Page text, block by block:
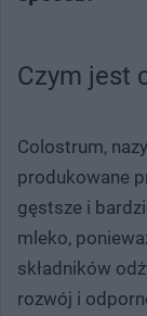
Czym jest
Colostrum,
produkowane
gęstsze i
mleko,
składników
rozwój i